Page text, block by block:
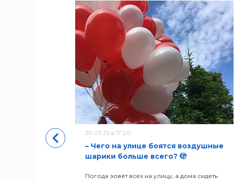
29.03.25 в 17:20
– Чего на улице боятся воздушные
шарики больше всего? 🫣
Погода зовёт всех на улицу, а дома сидеть